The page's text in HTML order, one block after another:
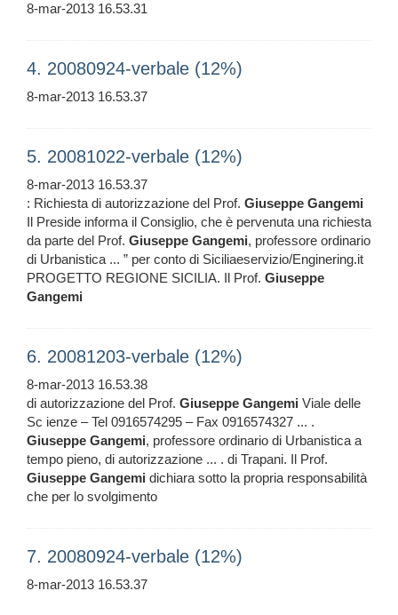
8-mar-2013 16.53.31
4. 20080924-verbale (12%)
8-mar-2013 16.53.37
5. 20081022-verbale (12%)
8-mar-2013 16.53.37
: Richiesta di autorizzazione del Prof. Giuseppe Gangemi
Il Preside informa il Consiglio, che è pervenuta una richiesta
da parte del Prof. Giuseppe Gangemi, professore ordinario
di Urbanistica ... ” per conto di Siciliaeservizio/Enginering.it
PROGETTO REGIONE SICILIA. Il Prof. Giuseppe
Gangemi
6. 20081203-verbale (12%)
8-mar-2013 16.53.38
di autorizzazione del Prof. Giuseppe Gangemi Viale delle
Sc ienze – Tel 0916574295 – Fax 0916574327 ... .
Giuseppe Gangemi, professore ordinario di Urbanistica a
tempo pieno, di autorizzazione ... . di Trapani. Il Prof.
Giuseppe Gangemi dichiara sotto la propria responsabilità
che per lo svolgimento
7. 20080924-verbale (12%)
8-mar-2013 16.53.37